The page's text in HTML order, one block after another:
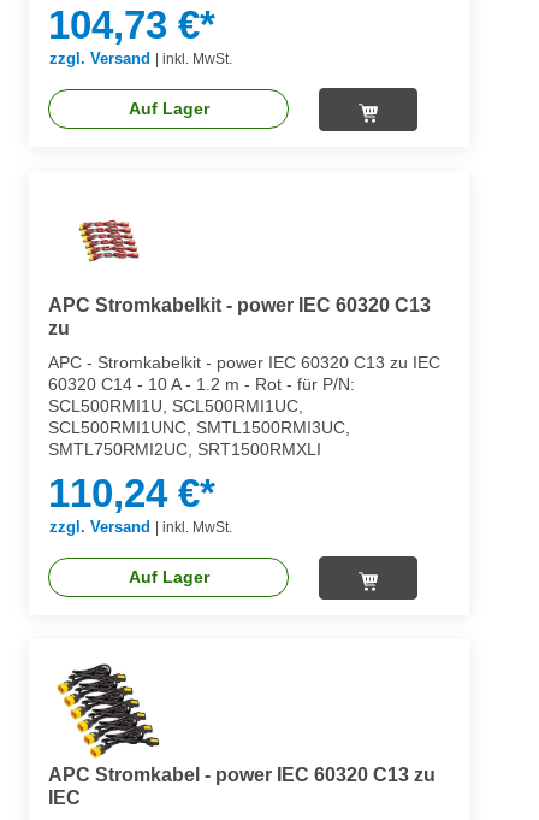
104,73 €*
zzgl. Versand inkl. MwSt.
Auf Lager
APC Stromkabelkit - power IEC 60320 C13
zu
APC - Stromkabelkit - power IEC 60320 C13 zu IEC
60320 C14 - 10 A - 1.2 m - Rot - für P/N:
SCL500RMI1U, SCL500RMI1UC,
SCL500RMI1UNC, SMTL1500RMI3UC,
SMTL750RMI2UC, SRT1500RMXLI
110,24 €*
zzgl. Versand inkl. MwSt.
Auf Lager
APC Stromkabel - power IEC 60320 C13 zu
IEC